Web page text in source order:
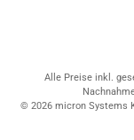
Alle Preise inkl.
© 2026 micron Systems